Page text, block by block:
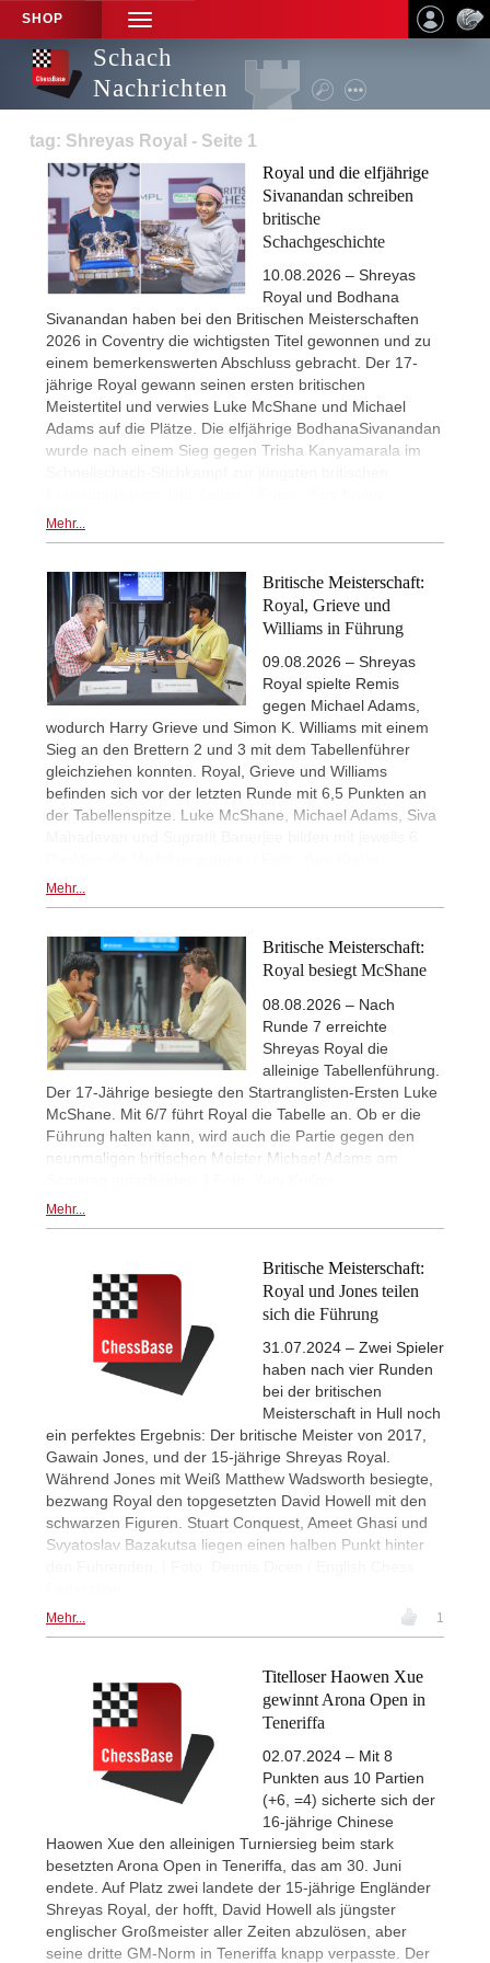
SHOP
TOGGLE
NAVIGATION
Schach
Nachrichten
tag: Shreyas Royal - Seite 1
Royal und die elfjährige
Sivanandan schreiben
britische
Schachgeschichte
10.08.2026 – Shreyas
Royal und Bodhana
Sivanandan haben bei den Britischen Meisterschaften
2026 in Coventry die wichtigsten Titel gewonnen und zu
einem bemerkenswerten Abschluss gebracht. Der 17-
jährige Royal gewann seinen ersten britischen
Meistertitel und verwies Luke McShane und Michael
Adams auf die Plätze. Die elfjährige BodhanaSivanandan
wurde nach einem Sieg gegen Trisha Kanyamarala im
Mehr...
Britische Meisterschaft:
Royal, Grieve und
Williams in Führung
09.08.2026 – Shreyas
Royal spielte Remis
gegen Michael Adams,
wodurch Harry Grieve und Simon K. Williams mit einem
Sieg an den Brettern 2 und 3 mit dem Tabellenführer
gleichziehen konnten. Royal, Grieve und Williams
befinden sich vor der letzten Runde mit 6,5 Punkten an
der Tabellenspitze. Luke McShane, Michael Adams, Siva
Mehr...
Britische Meisterschaft:
Royal besiegt McShane
08.08.2026 – Nach
Runde 7 erreichte
Shreyas Royal die
alleinige Tabellenführung.
Der 17-Jährige besiegte den Startranglisten-Ersten Luke
McShane. Mit 6/7 führt Royal die Tabelle an. Ob er die
Führung halten kann, wird auch die Partie gegen den
neunmaligen britischen Meister Michael Adams am
Mehr...
Britische Meisterschaft:
Royal und Jones teilen
sich die Führung
31.07.2024 – Zwei Spieler
haben nach vier Runden
bei der britischen
Meisterschaft in Hull noch
ein perfektes Ergebnis: Der britische Meister von 2017,
Gawain Jones, und der 15-jährige Shreyas Royal.
Während Jones mit Weiß Matthew Wadsworth besiegte,
bezwang Royal den topgesetzten David Howell mit den
schwarzen Figuren. Stuart Conquest, Ameet Ghasi und
Svyatoslav Bazakutsa liegen einen halben Punkt hinter
Mehr... 1
Titelloser Haowen Xue
gewinnt Arona Open in
Teneriffa
02.07.2024 – Mit 8
Punkten aus 10 Partien
(+6, =4) sicherte sich der
16-jährige Chinese
Haowen Xue den alleinigen Turniersieg beim stark
besetzten Arona Open in Teneriffa, das am 30. Juni
endete. Auf Platz zwei landete der 15-jährige Engländer
Shreyas Royal, der hofft, David Howell als jüngster
englischer Großmeister aller Zeiten abzulösen, aber
seine dritte GM-Norm in Teneriffa knapp verpasste. Der